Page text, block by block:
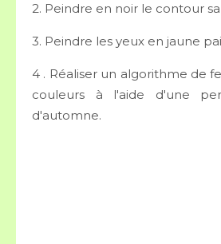
2. Peindre en noir le contour
3. Peindre les yeux en jaune
4 . Réaliser un algorithme de
couleurs à l'aide d'une
d'automne.